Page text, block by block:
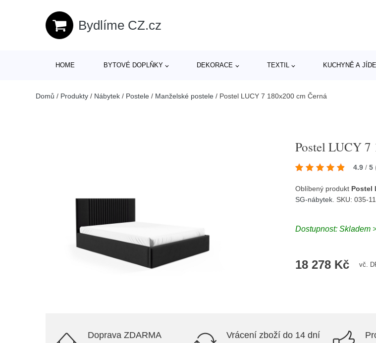
Bydlíme CZ.cz
HOME BYTOVÉ DOPLŇKY DEKORACE TEXTIL KUCHYNĚ A
Domů / Produkty / Nábytek / Postele / Manželské postele / Postel LUCY 7 180x200 cm Černá
Postel LUCY 7
4.9 / 5
Oblíbený produkt Postel
SG-nábytek . SKU: 035-
Dostupnost:Skladem
18 278 Kč vč.
Doprava ZDARMA Vrácení zboží do 14 dní